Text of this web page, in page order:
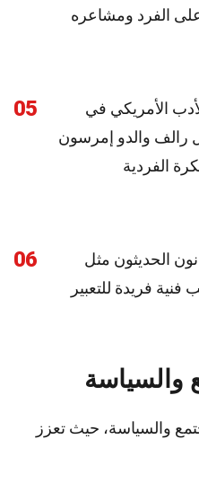
الفرد ومشاعره
05
الأمريكي في
رالف والدو إمرسون
الفردية
06
الحديثون مثل
فريدة للتعبير
والسياسة
والسياسة، حيث تعزز